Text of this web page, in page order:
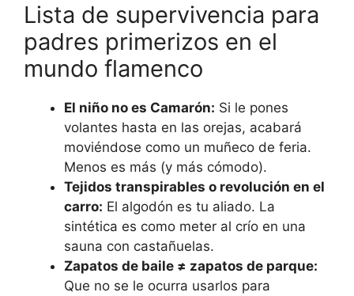
Lista de supervivencia para
padres primerizos en el
mundo flamenco
El niño no es Camarón: Si le pones
volantes hasta en las orejas, acabará
moviéndose como un muñeco de feria.
Menos es más (y más cómodo).
Tejidos transpirables o revolución en el
carro: El algodón es tu aliado. La
sintética es como meter al crío en una
sauna con castañuelas.
Zapatos de baile ≠ zapatos de parque:
Que no se le ocurra usarlos para